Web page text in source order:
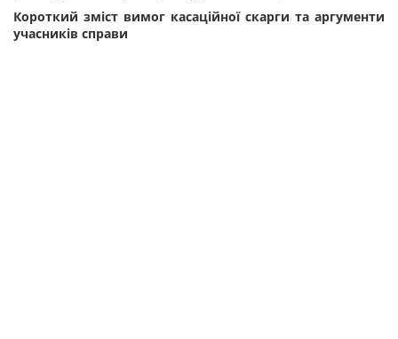
Короткий зміст вимог касаційної скарги та аргументи
учасників справи